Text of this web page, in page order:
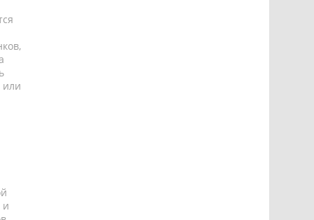
или
и